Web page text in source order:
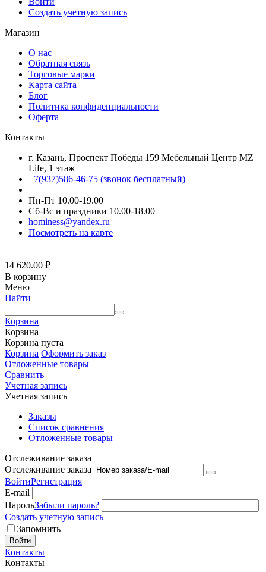
Создать учетную запись
Магазин
О нас
Обратная связь
Торговые марки
Карта сайта
Блог
Политика конфиденциальности
Оферта
Контакты
г. Казань, Проспект Победы 159 Мебельный Центр MZ
Life, 1 этаж
+7(937)586-46-75 (звонок бесплатный)
Пн-Пт 10.00-19.00
Сб-Вс и праздники 10.00-18.00
hominess@yandex.ru
Посмотреть на карте
14 620.00 ₽
В корзину
Меню
Найти
Корзина
Корзина
Корзина пуста
Корзина Оформить заказ
Отложенные товары
Сравнить
Учетная запись
Учетная запись
Заказы
Список сравнения
Отложенные товары
Отслеживание заказа
Отслеживание заказа
ВойтиРегистрация
E-mail
ПарольЗабыли пароль?
Создать учетную запись
Запомнить
Войти
Контакты
Контакты